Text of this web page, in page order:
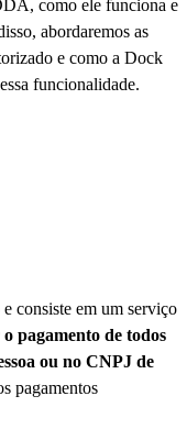
como ele funciona e
abordaremos as
e como a Dock
funcionalidade.
e consiste em um serviço
pagamento de todos
ou no CNPJ de
pagamentos